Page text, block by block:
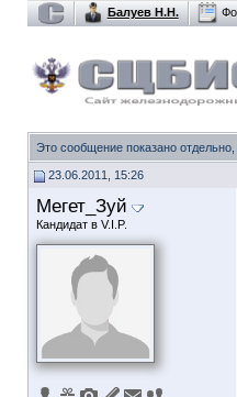
Балуев Н.Н.
Это сообщение показано
23.06.2011, 15:26
Мегет_Зуй
Кандидат в V.I.P.